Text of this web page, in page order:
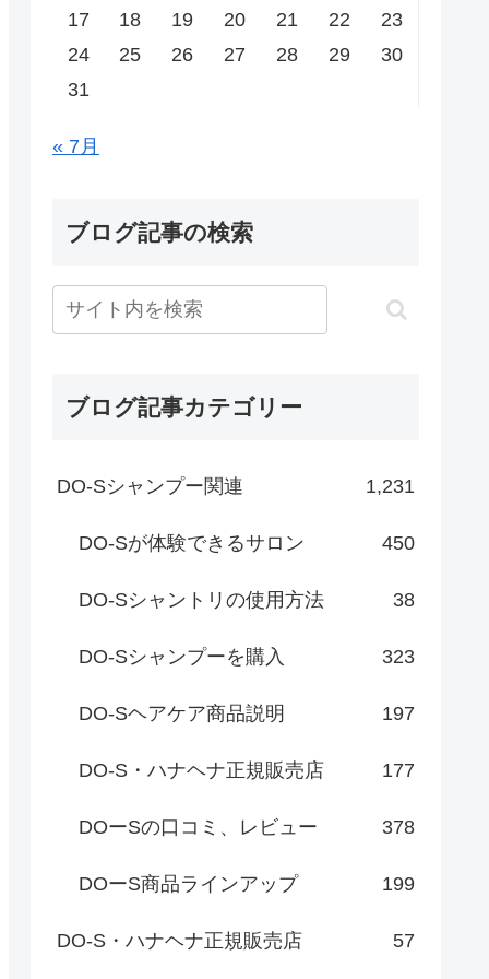
17 18 19 20 21 22
23
24
25 26 27 28 29
30
31
« 7月
ブログ記事の検索
ブログ記事カテゴリー
DO-Sシャンプー関連 1,231
DO-Sが体験できるサロン 450
DO-Sシャントリの使用方法 38
DO-Sシャンプーを購入 323
DO-Sヘアケア商品説明 197
DO-S・ハナヘナ正規販売店 177
DOーSの口コミ、レビュー 378
DOーS商品ラインアップ 199
DO-S・ハナヘナ正規販売店 57